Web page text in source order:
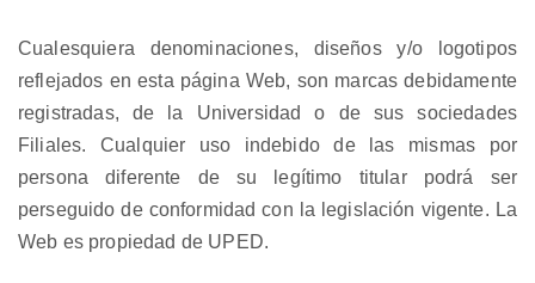
Cualesquiera denominaciones, diseños y/o logotipos
reflejados en esta página Web, son marcas debidamente
registradas, de la Universidad o de sus sociedades
Filiales. Cualquier uso indebido de las mismas por
persona diferente de su legítimo titular podrá ser
perseguido de conformidad con la legislación vigente. La
Web es propiedad de UPED.